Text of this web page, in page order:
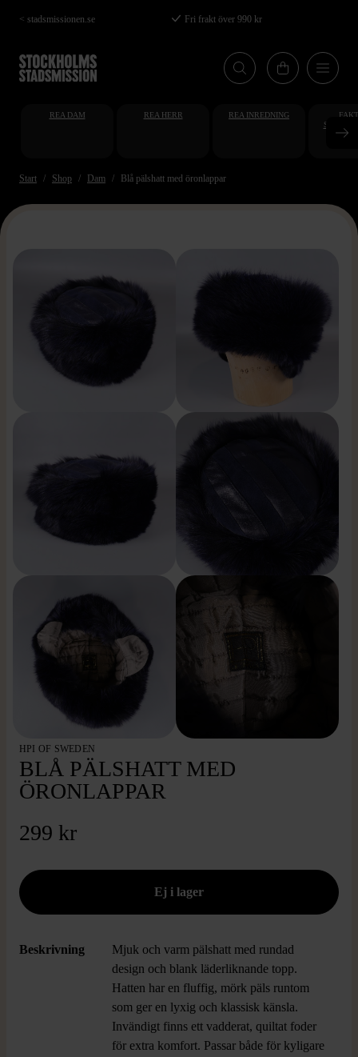
Hoppa
till
huvudinnehåll
< stadsmissionen.se Fri frakt över 990 kr
REA DAM REA HERR REA INREDNING
Start Shop Dam Blå pälshatt med öronlappar
HPI OF SWEDEN
BLÅ PÄLSHATT MED
ÖRONLAPPAR
299 kr
Beskrivning
Mjuk och varm pälshatt med rundad
design och blank läderliknande topp.
Hatten har en fluffig, mörk päls runtom
som ger en lyxig och klassisk känsla.
Invändigt finns ett vadderat, quiltat foder
för extra komfort. Passar både för kyligare